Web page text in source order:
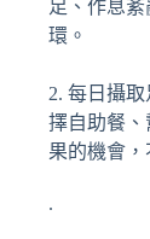
足、作息
環。
2. 每日攝
擇自助餐
果的機會
.